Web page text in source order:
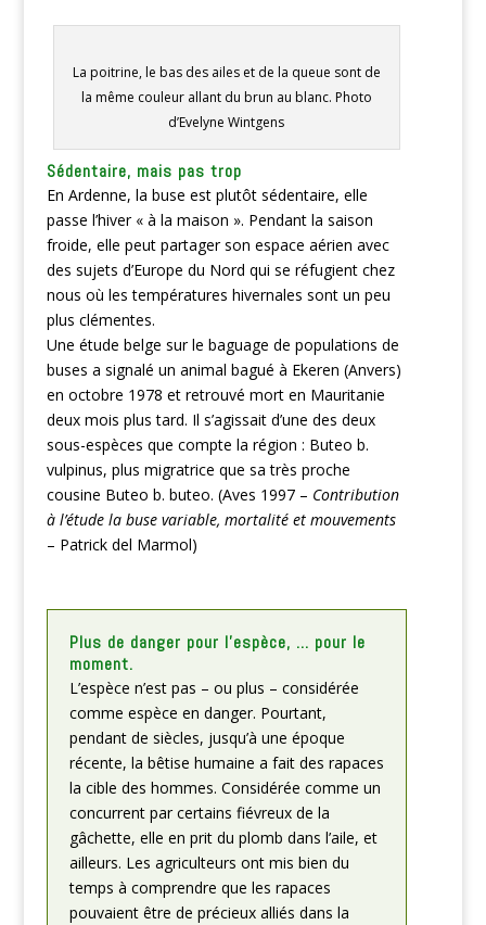
La poitrine, le bas des ailes et de la queue sont de
la même couleur allant du brun au blanc. Photo
d’Evelyne Wintgens
Sédentaire, mais pas trop
En Ardenne, la buse est plutôt sédentaire, elle
passe l’hiver « à la maison ». Pendant la saison
froide, elle peut partager son espace aérien avec
des sujets d’Europe du Nord qui se réfugient chez
nous où les températures hivernales sont un peu
plus clémentes.
Une étude belge sur le baguage de populations de
buses a signalé un animal bagué à Ekeren (Anvers)
en octobre 1978 et retrouvé mort en Mauritanie
deux mois plus tard. Il s’agissait d’une des deux
sous-espèces que compte la région : Buteo b.
vulpinus, plus migratrice que sa très proche
cousine Buteo b. buteo. (Aves 1997 – Contribution
à l’étude la buse variable, mortalité et mouvements
– Patrick del Marmol)
Plus de danger pour l’espèce, … pour le
moment.
L’espèce n’est pas – ou plus – considérée
comme espèce en danger. Pourtant,
pendant de siècles, jusqu’à une époque
récente, la bêtise humaine a fait des rapaces
la cible des hommes. Considérée comme un
concurrent par certains fiévreux de la
gâchette, elle en prit du plomb dans l’aile, et
ailleurs. Les agriculteurs ont mis bien du
temps à comprendre que les rapaces
pouvaient être de précieux alliés dans la